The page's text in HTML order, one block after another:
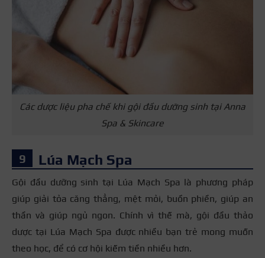
Các dược liệu pha chế khi gội đầu dưỡng sinh tại Anna
Spa & Skincare
Lúa Mạch Spa
Gội đầu dưỡng sinh tại Lúa Mạch Spa là phương pháp
giúp giải tỏa căng thẳng, mệt mỏi, buồn phiền, giúp an
thần và giúp ngủ ngon. Chính vì thế mà, gội đầu thảo
dược tại Lúa Mạch Spa được nhiều bạn trẻ mong muốn
theo học, để có cơ hội kiếm tiền nhiều hơn.